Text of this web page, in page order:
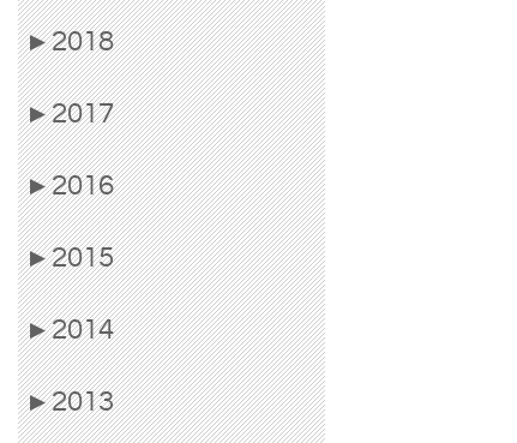
▶2018
▶2017
▶2016
▶2015
▶2014
▶2013